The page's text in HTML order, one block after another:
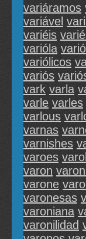
variáramos
variável
variéis
varióla
variólicos
variós
vark varla
varle varles
varlous
varnas
varnishes
varoes
varon
varone
varonesas
varoniana
varonilidad